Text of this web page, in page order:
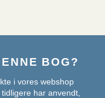
BOG?
i vores webshop
har anvendt,